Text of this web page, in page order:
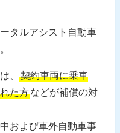
タルアシスト自動車
、契約車両に乗車
た方などが補償の対
および車外自動車事